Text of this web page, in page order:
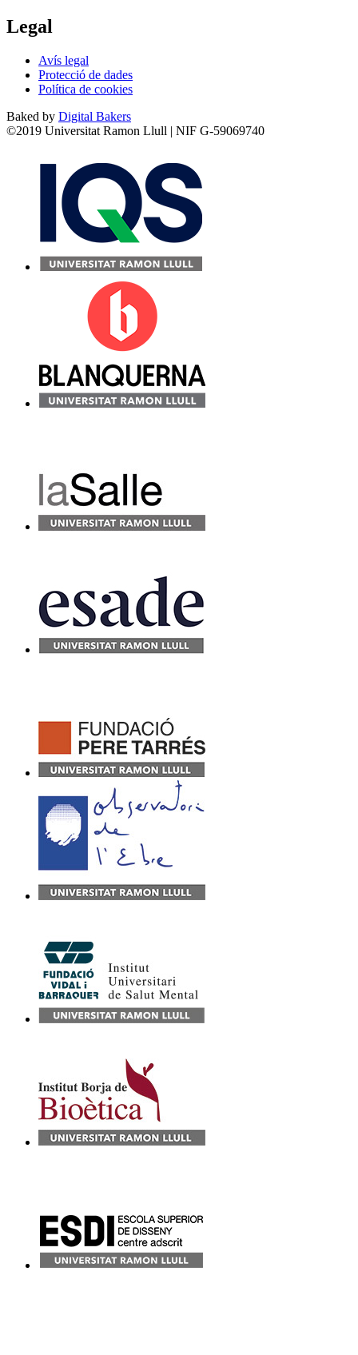
Legal
Avís legal
Protecció de dades
Política de cookies
Baked by Digital Bakers
©2019 Universitat Ramon Llull | NIF G-59069740